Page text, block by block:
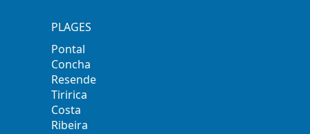
PLAGES
Pontal
Concha
Resende
Tiririca
Costa
Ribeira